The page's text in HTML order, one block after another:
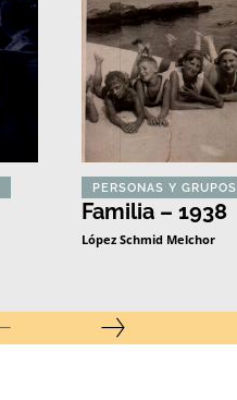
PERSONAS Y GRUPOS
Familia – 1938
López Schmid Melchor